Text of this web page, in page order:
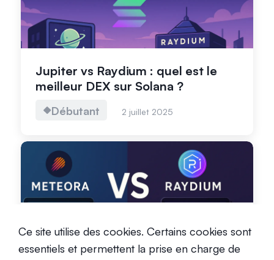
Jupiter vs Raydium : quel est le
meilleur DEX sur Solana ?
Débutant 2 juillet 2025
Meteora vs Raydium : quel est le
meilleur DEX sur Solana ?
Ce site utilise des cookies. Certains cookies sont
essentiels et permettent la prise en charge de